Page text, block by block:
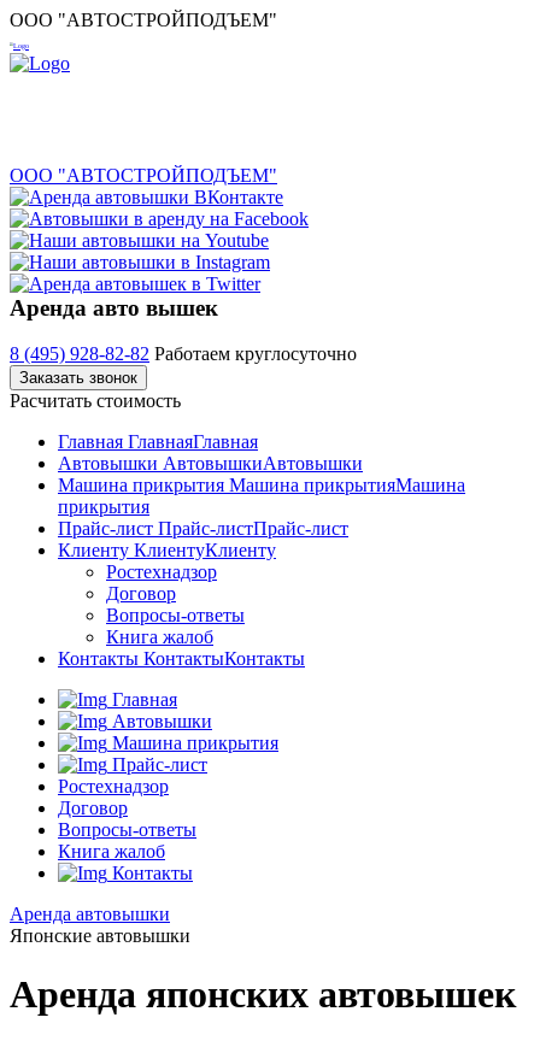
ООО "АВТОСТРОЙПОДЪЕМ"
ООО "АВТОСТРОЙПОДЪЕМ"
Аренда авто вышек
8 (495) 928-82-82 Работаем круглосуточно
Заказать звонок
Расчитать стоимость
Главная ГлавнаяГлавная
Автовышки АвтовышкиАвтовышки
Машина прикрытия Машина прикрытияМашина
прикрытия
Прайс-лист Прайс-листПрайс-лист
Клиенту КлиентуКлиенту
Ростехнадзор
Договор
Вопросы-ответы
Книга жалоб
Контакты КонтактыКонтакты
Главная
Автовышки
Машина прикрытия
Прайс-лист
Ростехнадзор
Договор
Вопросы-ответы
Книга жалоб
Контакты
Аренда автовышки
Японские автовышки
Аренда японских автовышек